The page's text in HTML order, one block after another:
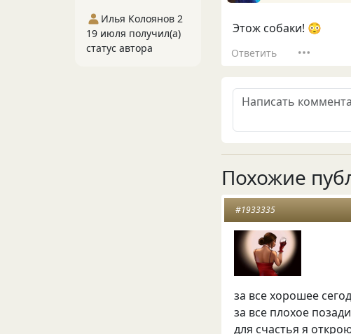
Этож собаки! 😳
Ответить
Похожие
#1933335
за все хорошее
за все плохое позади
для счастья я
Илья Колоянов 2
19 июля получил(а)
статус автора